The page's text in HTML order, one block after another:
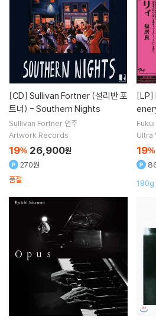
[CD]
트너) - Southern Nights
Sullivan Fortner 연주
Artwork Records
19% 26,900원
270원
품절
[LP]
Ultra
19%
180g